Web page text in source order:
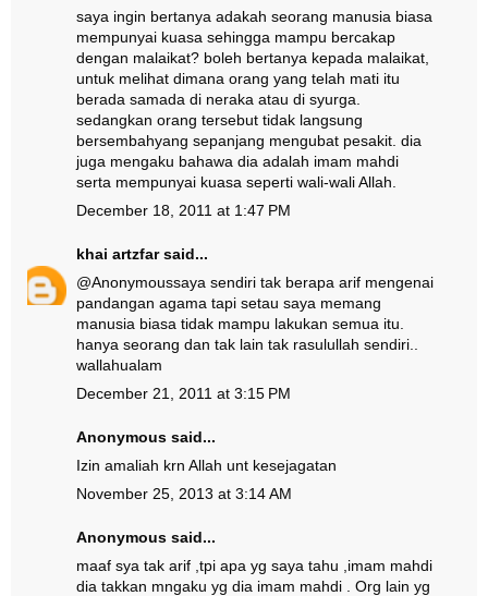
saya ingin bertanya adakah seorang manusia biasa
mempunyai kuasa sehingga mampu bercakap
dengan malaikat? boleh bertanya kepada malaikat,
untuk melihat dimana orang yang telah mati itu
berada samada di neraka atau di syurga.
sedangkan orang tersebut tidak langsung
bersembahyang sepanjang mengubat pesakit. dia
juga mengaku bahawa dia adalah imam mahdi
serta mempunyai kuasa seperti wali-wali Allah.
December 18, 2011 at 1:47 PM
khai artzfarsaid...
@Anonymoussaya sendiri tak berapa arif mengenai
pandangan agama tapi setau saya memang
manusia biasa tidak mampu lakukan semua itu.
hanya seorang dan tak lain tak rasulullah sendiri..
wallahualam
December 21, 2011 at 3:15 PM
Anonymous said...
Izin amaliah krn Allah unt kesejagatan
November 25, 2013 at 3:14 AM
Anonymous said...
maaf sya tak arif ,tpi apa yg saya tahu ,imam mahdi
dia takkan mngaku yg dia imam mahdi . Org lain yg